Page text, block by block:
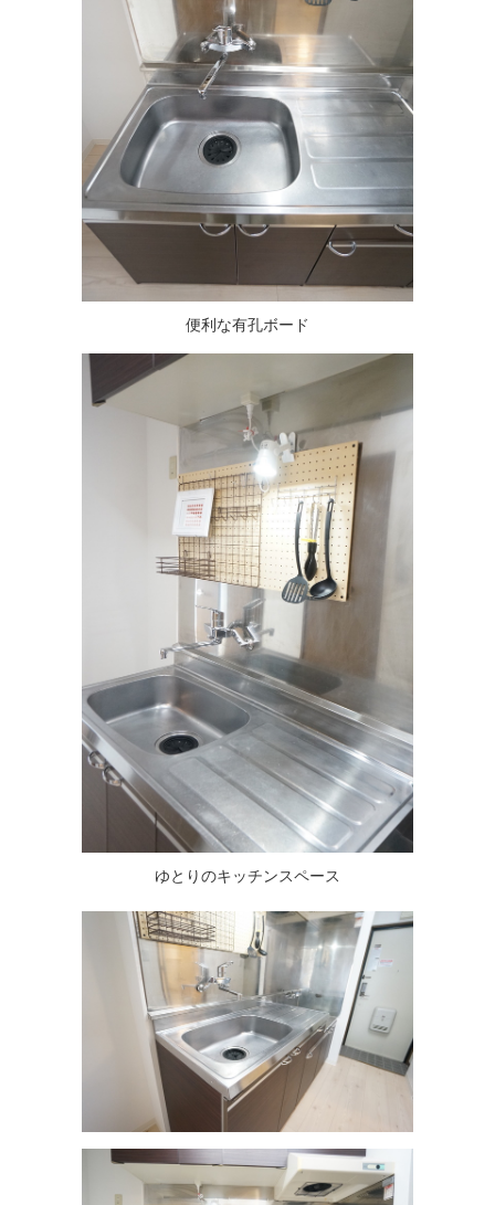
便利な有孔ボード
ゆとりのキッチンスペース